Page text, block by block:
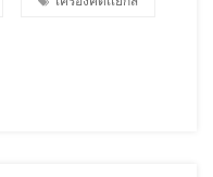
งขึ้นระหว่างวัสดุต่างๆ